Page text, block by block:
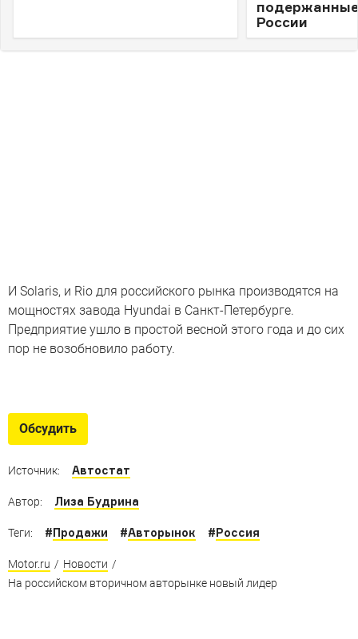
России
И Solaris, и Rio для российского рынка производятся на
мощностях завода Hyundai в Санкт-Петербурге.
Предприятие ушло в простой весной этого года и до сих
пор не возобновило работу.
Как бы выглядели «горячие» версии Lada Urban, XRAY
Обсудить
Источник: Автостат
Автор: Лиза Будрина
Теги: #Продажи #Авторынок #Россия
Motor.ru / Новости /
На российском вторичном авторынке новый лидер